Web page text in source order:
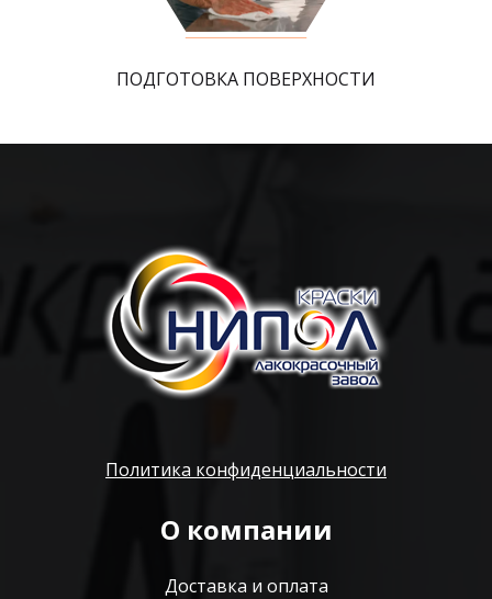
ПОДГОТОВКА ПОВЕРХНОСТИ
Политика конфиденциальности
О компании
Доставка и оплата